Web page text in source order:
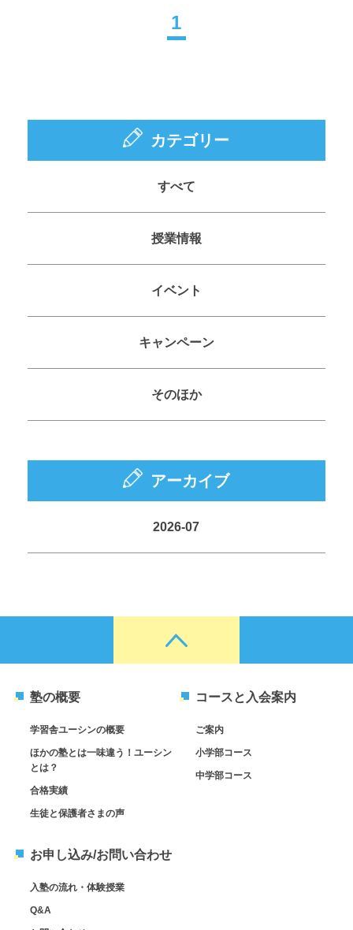
カテゴリー
すべて
授業情報
イベント
キャンペーン
そのほか
アーカイブ
2026-07
1
塾の概要
学習舎ユーシンの概要
ほかの塾とは一味違う！ユーシン
とは？
合格実績
生徒と保護者さまの声
コースと入会案内
ご案内
小学部コース
中学部コース
お申し込み/お問い合わせ
入塾の流れ・体験授業
Q&A